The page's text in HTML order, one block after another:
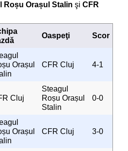
Roșu Orașul Stalin şiCFR
Oaspeţi Scor
Orașul
CFR Cluj 4-1
Cluj
Steagul
Roșu Orașul
Stalin
0-0
Orașul
CFR Cluj 3-0